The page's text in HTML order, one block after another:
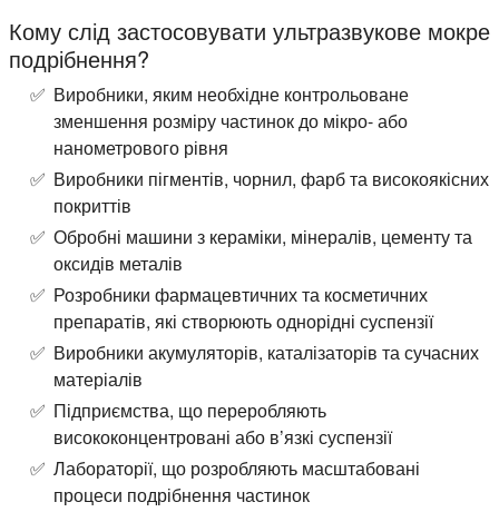
Кому слід застосовувати ультразвукове мокре
подрібнення?
Виробники, яким необхідне контрольоване
зменшення розміру частинок до мікро- або
нанометрового рівня
Виробники пігментів, чорнил, фарб та високоякісних
покриттів
Обробні машини з кераміки, мінералів, цементу та
оксидів металів
Розробники фармацевтичних та косметичних
препаратів, які створюють однорідні суспензії
Виробники акумуляторів, каталізаторів та сучасних
матеріалів
Підприємства, що переробляють
висококонцентровані або в’язкі суспензії
Лабораторії, що розробляють масштабовані
процеси подрібнення частинок